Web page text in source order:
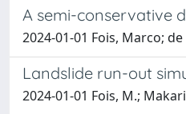
A semi-conservative
2024-01-01 Fois, Marco;
Landslide run-out
2024-01-01 Fois, M.;